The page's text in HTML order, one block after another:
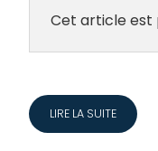
Cet article est
LIRE LA SUITE